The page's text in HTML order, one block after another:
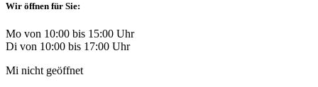
Wir öffnen für Sie:
Mo von 10:00 bis 15:00 Uhr
Di von 10:00 bis 17:00 Uhr
Mi nicht geöffnet